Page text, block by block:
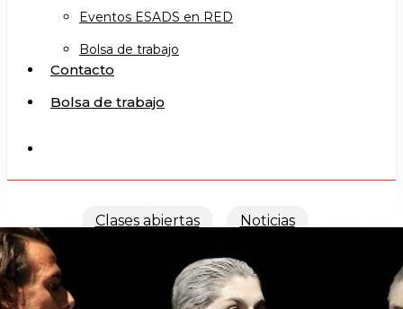
Eventos ESADS en RED
Bolsa de trabajo
Contacto
Bolsa de trabajo
Clases abiertas Noticias
Imágenes «Pantomima II»